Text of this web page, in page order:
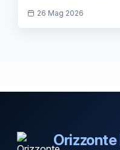
26 Mag 2026